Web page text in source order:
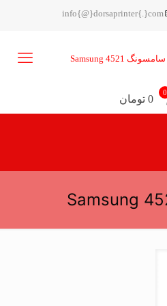
info{@}dorsaprinter{.}com
0
0 تومان